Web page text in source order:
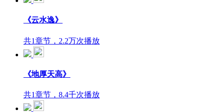
《云水逸》
共1章节，2.2万次播放
《地厚天高》
共1章节，8.4千次播放